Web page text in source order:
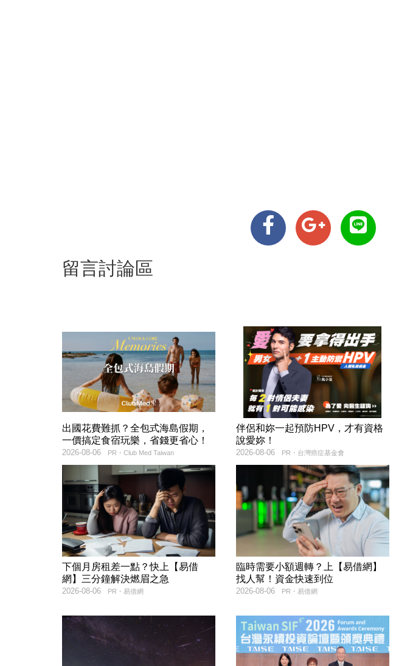
留言討論區
出國花費難抓？全包式海島假期，
一價搞定食宿玩樂，省錢更省心！
PR・Club Med Taiwan
2026-08-06
伴侶和妳一起預防HPV，才有資格
說愛妳！
PR・台灣癌症基金會
2026-08-06
下個月房租差一點？快上【易借
網】三分鐘解決燃眉之急
PR・易借網
2026-08-06
臨時需要小額週轉？上【易借網】
找人幫！資金快速到位
PR・易借網
2026-08-06